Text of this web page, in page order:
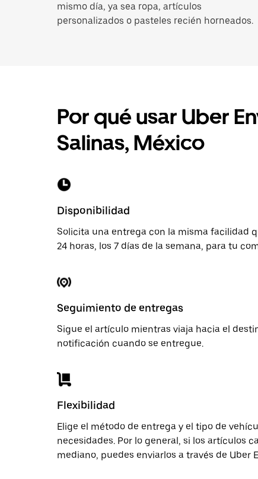
mismo día, ya sea ropa, artículos
personalizados o pasteles recién horneados.
Por qué usar Uber
Salinas, México
Disponibilidad
Solicita una entrega con la misma facilidad
24 horas, los 7 días de la semana, para tu
Seguimiento de entregas
Sigue el artículo mientras viaja hacia el
notificación cuando se entregue.
Flexibilidad
Elige el método de entrega y el tipo de
necesidades. Por lo general, si los artículos
mediano, puedes enviarlos a través de Uber